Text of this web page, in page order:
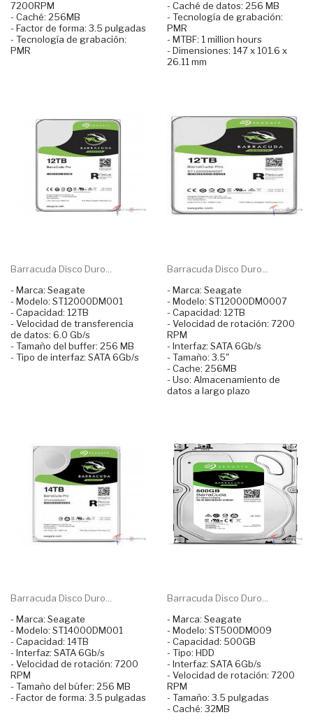
7200RPM
- Caché: 256MB
- Factor de forma: 3.5 pulgadas
- Tecnología de grabación:
PMR
- Caché de datos: 256 MB
- Tecnología de grabación:
PMR
- MTBF: 1 million hours
- Dimensiones: 147 x 101.6 x
26.11 mm
Barracuda Disco Duro...
- Marca: Seagate
- Modelo: ST12000DM001
- Capacidad: 12TB
- Velocidad de transferencia
de datos: 6.0 Gb/s
- Tamaño del buffer: 256 MB
- Tipo de interfaz: SATA 6Gb/s
Barracuda Disco Duro...
- Marca: Seagate
- Modelo: ST12000DM0007
- Capacidad: 12TB
- Velocidad de rotación: 7200
RPM
- Interfaz: SATA 6Gb/s
- Tamaño: 3.5"
- Cache: 256MB
- Uso: Almacenamiento de
datos a largo plazo
Barracuda Disco Duro...
- Marca: Seagate
- Modelo: ST14000DM001
- Capacidad: 14TB
- Interfaz: SATA 6Gb/s
- Velocidad de rotación: 7200
RPM
- Tamaño del búfer: 256 MB
- Factor de forma: 3.5 pulgadas
Barracuda Disco Duro...
- Marca: Seagate
- Modelo: ST500DM009
- Capacidad: 500GB
- Tipo: HDD
- Interfaz: SATA 6Gb/s
- Velocidad de rotación: 7200
RPM
- Tamaño: 3.5 pulgadas
- Caché: 32MB